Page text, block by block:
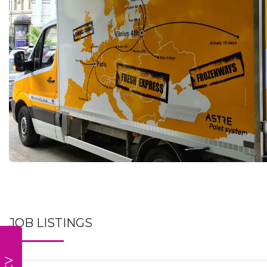
JOB LISTINGS